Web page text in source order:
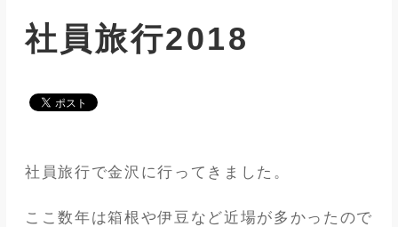
勉強・成長
メゾンな日々
社員旅行2018
社員旅行で金沢に行ってきました。
ここ数年は箱根や伊豆など近場が多かったので